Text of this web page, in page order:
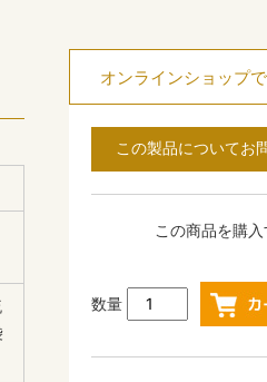
オンラインショップ
この製品についてお
この商品を購入
数量